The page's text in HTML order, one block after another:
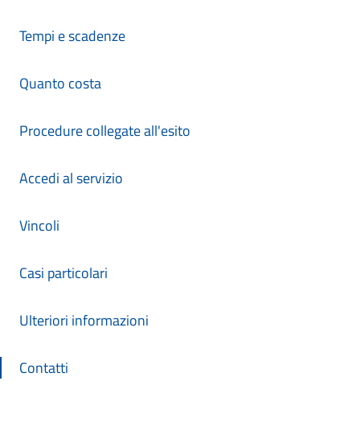
Tempi e scadenze
Quanto costa
Procedure collegate all'esito
Accedi al servizio
Vincoli
Casi particolari
Ulteriori informazioni
Contatti